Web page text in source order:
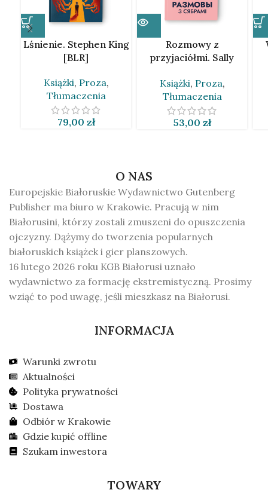
Lśnienie. Stephen King
[BLR]
Książki, Proza,
Tłumaczenia
79,00 zł
Rozmowy z
przyjaciółmi. Sally
Książki, Proza,
Tłumaczenia
53,00 zł
O NAS
Europejskie Białoruskie Wydawnictwo Gutenberg
Publisher ma biuro w Krakowie. Pracują w nim
Białorusini, którzy zostali zmuszeni do opuszczenia
ojczyzny. Dążymy do tworzenia popularnych
białoruskich książek i gier planszowych.
16 lutego 2026 roku KGB Białorusi uznało
wydawnictwo za formację ekstremistyczną. Prosimy
wziąć to pod uwagę, jeśli mieszkasz na Białorusi.
INFORMACJA
Warunki zwrotu
Aktualności
Polityka prywatności
Dostawa
Odbiór w Krakowie
Gdzie kupić offline
Szukam inwestora
TOWARY